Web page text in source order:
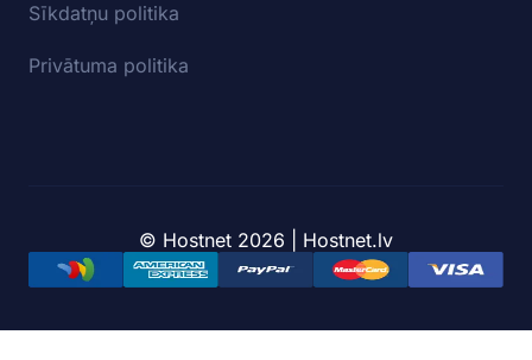
Sīkdatņu politika
Privātuma politika
© Hostnet 2026 | Hostnet.lv